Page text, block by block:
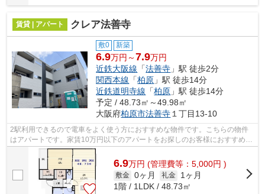
賃貸 | アパート クレア法善寺
敷0 新築
6.9万円～7.9万円
近鉄大阪線 「法善寺 」駅 徒歩2分
関西本線 「柏原 」駅 徒歩14分
近鉄道明寺線 「柏原 」駅 徒歩14分
予定 / 48.73㎡～49.98㎡
大阪府柏原市法善寺 １丁目13-10
2駅利用できるので電車をよく使う方におすすめな物件です。こちらの物件
はアパートです。家賃10万円以下のアパートをお探しのお客様におすすめで
す。気になるイチオシ物件情報：「クレ...
6.9万円 (管理費等：5,000円 )
敷金 0ヶ月 礼金
1ヶ月
1階 / 1LDK / 48.73㎡